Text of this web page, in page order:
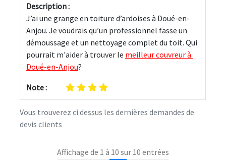
Vous trouverez ci dessus les dernières demandes de
devis clients
Description :
J’ai une grange en toiture d’ardoises à Doué-en-
Anjou. Je voudrais qu’un professionnel fasse un
démoussage et un nettoyage complet du toit. Qui
pourrait m'aider à trouver le meilleur couvreur à
Doué-en-Anjou?
Note :
Affichage de 1 à 10 sur 10 entrées